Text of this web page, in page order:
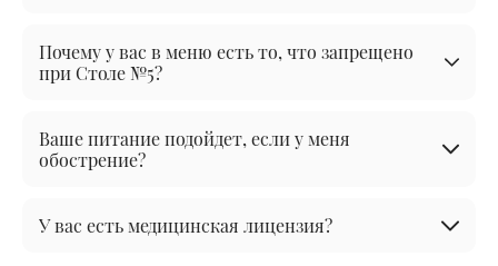
Почему у вас в меню есть то, что запрещено
при Столе №5?
Ваше питание подойдет, если у меня
обострение?
У вас есть медицинская лицензия?